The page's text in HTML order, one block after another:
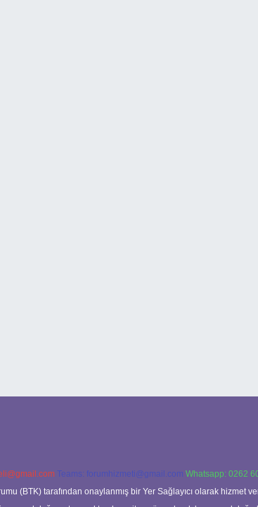
Teams: forumhizmeti@gmail.com Whatsapp: 0262
(BTK) tarafından onaylanmış bir Yer Sağlayıcı olarak